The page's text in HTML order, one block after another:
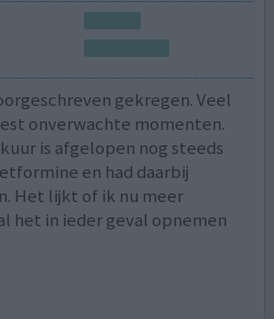
gekregen. Veel
onverwachte momenten.
is afgelopen nog steeds
en had daarbij
Het lijkt of ik nu meer
het in ieder geval opnemen